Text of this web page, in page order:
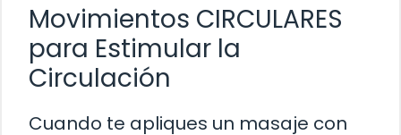
Movimientos CIRCULARES
para Estimular la
Circulación
Cuando te apliques un masaje con